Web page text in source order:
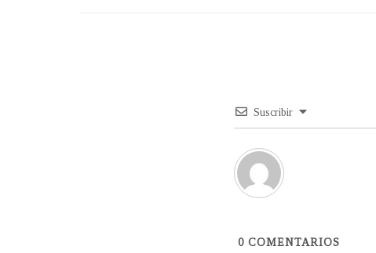
Suscribir
0 COMENTARIOS